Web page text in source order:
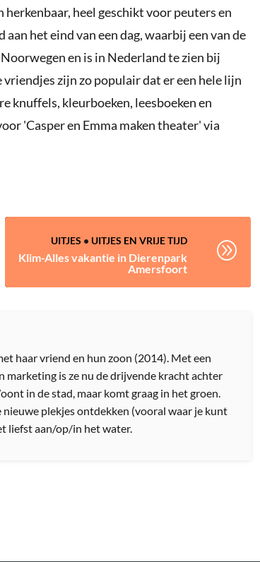
heel geschikt voor peuters en
het eind van een dag, waarbij een van de
en is in Nederland te zien bij
zijn zo populair dat er een hele lijn
knuffels, kleurboeken, leesboeken en
'Casper en Emma maken theater' via
UITJES • UITJES EN VRIJE TIJD
Klim-Alles vakantie in Dierenpark
Amersfoort
A
haar vriend en hun zoon (2014). Met een
marketing is ze nu de drijvende kracht achter
in de stad, maar komt graag in het groen.
nieuwe plekjes ontdekken (vooral waar je kunt
liefst aan/op/in het water.